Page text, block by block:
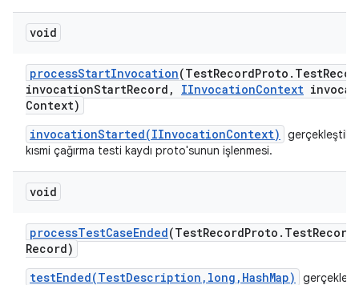
void
processStartInvocation(TestRecordProto . Test
invocationStartRecord , IInvocationContext
Context)
invocationStarted(IInvocationContext)
kısmi çağırma testi kaydı proto'sunun işlenmesi.
void
processTestCaseEnded(TestRecordProto . Test
Record)
testEnded(TestDescription,long,HashMap)